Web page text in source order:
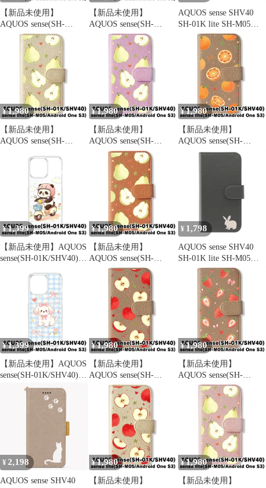
【新品未使用】
AQUOS sense(SH-
01K/SHV40) 手帳型ス
マホ ケース (色：ブル
ーグレー×いちご総柄)
いちご 苺 リボン スト
ローベリー フルーツ 総
柄 flip2-sh01k-blgy-576
【新品未使用】
AQUOS sense(SH-
01K/SHV40) 手帳型ス
マホ ケース (色：アイ
スグリーン×ペア総柄)
洋梨 ペア ラフランス
フルーツ 総柄 かわいい
韓国 flip2-sh01k-icgr-
579
AQUOS sense SHV40
SH-01K lite SH-M05
android one S3 ケース
カバー 手帳型 うま 馬
SH-01Kケース SH-01K
カバー SHV40ケース
SHV40カバー "3q-pl-
¥1,980
【新品未使用】
AQUOS sense(SH-
マホ ケース (色：シャ
ンパン×ペア総柄) 洋梨
ペア ラフランス フルー
ツ 総柄 かわいい 韓国
flip2-sh01k-cmpn-579
¥1,980
【新品未使用】
AQUOS sense(SH-
01K/SHV40) 手帳型ス
マホ ケース (色：バイ
オレット×ペア総柄) 洋
梨 ペア ラフランス フ
ルーツ 総柄 かわいい
韓国 flip2-sh01k-viol-
579
¥1,980
【新品未使用】
AQUOS sense(SH-
01K/SHV40) 手帳型ス
マホ ケース (色：グレ
ージュ×みかん総柄) オ
レンジ 橙 リボン みか
ん フルーツ 総柄 flip2-
¥1,399
【新品未使用】AQUOS
sense(SH-01K/SHV40)
(バイクパンダ) パンダ
イラスト バイク ヘルメ
ット かわいい おしゃれ
韓国 cl-cat26-sh01k-568
¥1,980
【新品未使用】
AQUOS sense(SH-
01K/SHV40) 手帳型ス
マホ ケース (色：アプ
リコット×ペア総柄) 洋
梨 ペア ラフランス フ
ルーツ 総柄 かわいい
韓国 flip2-sh01k-aprc-
579
¥ 1,798
AQUOS sense SHV40
SH-01K lite SH-M05
android one S3 ケース
カバー 手帳型 うさぎ
卯 SH-01Kケース SH-
01Kカバー SHV40ケー
ス SHV40カバー "3q-
4pl-dn38
¥1,399
【新品未使用】AQUOS
sense(SH-01K/SHV40)
クリア ハードケース
(リボンいぬ) 犬 トイプ
ードル ギンガムチェッ
ク リボン かわいい 韓
国 cl-cat27-sh01k-572
¥1,980
【新品未使用】
AQUOS sense(SH-
01K/SHV40) 手帳型ス
マホ ケース (色：グレ
ージュ×りんご総柄) り
んご 林檎 リボン フル
ーツ 総柄 かわいい 韓
国 flip2-sh01k-greg-580
¥1,980
【新品未使用】
AQUOS sense(SH-
01K/SHV40) 手帳型ス
マホ ケース (色：グレ
ージュ×いちご総柄) い
ちご 苺 リボン ストロ
ーベリー フルーツ 総柄
flip2-sh01k-greg-576
¥ 2,198
AQUOS sense SHV40
¥1,980
【新品未使用】
¥1,980
【新品未使用】